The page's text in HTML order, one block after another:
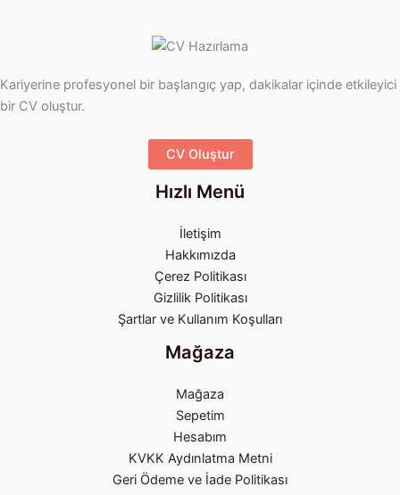
Kariyerine profesyonel bir başlangıç yap, dakikalar içinde etkileyici
bir CV oluştur.
CV Oluştur
Hızlı Menü
İletişim
Hakkımızda
Çerez Politikası
Gizlilik Politikası
Şartlar ve Kullanım Koşulları
Mağaza
Mağaza
Sepetim
Hesabım
KVKK Aydınlatma Metni
Geri Ödeme ve İade Politikası